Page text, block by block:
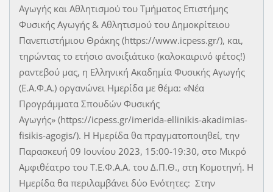
Αγωγής και Αθλητισμού του Τμήματος Επιστήμης
Φυσικής Αγωγής & Αθλητισμού του Δημοκρίτειου
Πανεπιστήμιου Θράκης (https://www.icpess.gr/), και,
τηρώντας το ετήσιο ανοιξιάτικο (καλοκαιρινό φέτος!)
ραντεβού μας, η Ελληνική Ακαδημία Φυσικής Αγωγής
(Ε.Α.Φ.Α.) οργανώνει Ημερίδα με θέμα: «Νέα
Προγράμματα Σπουδών Φυσικής
Αγωγής» (https://icpess.gr/imerida-ellinikis-akadimias-
fisikis-agogis/). Η Ημερίδα θα πραγματοποιηθεί, την
Παρασκευή 09 Ιουνίου 2023, 15:00-19:30, στο Μικρό
Αμφιθέατρο του Τ.Ε.Φ.Α.Α. του Δ.Π.Θ., στη Κομοτηνή. Η
Ημερίδα θα περιλαμβάνει δύο Ενότητες: Στην